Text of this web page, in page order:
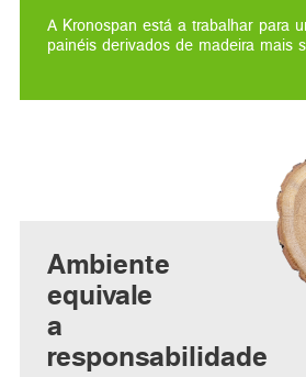
A Kronospan está a trabalhar para
painéis derivados de madeira mais
Ambiente
equivale
a
responsabilidade